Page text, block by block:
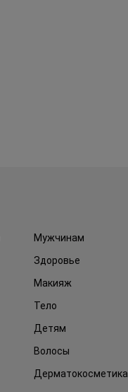
Мужчинам
Здоровье
Макияж
Тело
Детям
Волосы
Дерматокосметика